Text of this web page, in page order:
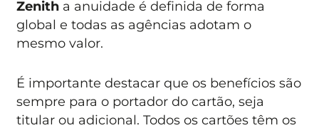
Zenith a anuidade é definida de forma
global e todas as agências adotam o
mesmo valor.
É importante destacar que os benefícios são
sempre para o portador do cartão, seja
titular ou adicional. Todos os cartões têm os